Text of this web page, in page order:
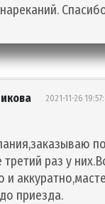
2021-11-26
раз у
приезда.